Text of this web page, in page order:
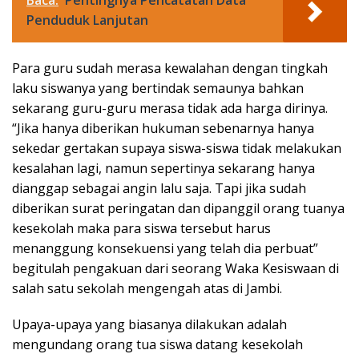
Penduduk Lanjutan
Para guru sudah merasa kewalahan dengan tingkah
laku siswanya yang bertindak semaunya bahkan
sekarang guru-guru merasa tidak ada harga dirinya.
“Jika hanya diberikan hukuman sebenarnya hanya
sekedar gertakan supaya siswa-siswa tidak melakukan
kesalahan lagi, namun sepertinya sekarang hanya
dianggap sebagai angin lalu saja. Tapi jika sudah
diberikan surat peringatan dan dipanggil orang tuanya
kesekolah maka para siswa tersebut harus
menanggung konsekuensi yang telah dia perbuat”
begitulah pengakuan dari seorang Waka Kesiswaan di
salah satu sekolah mengengah atas di Jambi.
Upaya-upaya yang biasanya dilakukan adalah
mengundang orang tua siswa datang kesekolah